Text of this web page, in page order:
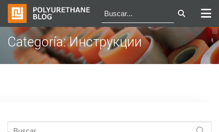
contenido
Categoría:Инструкции
Buscar: